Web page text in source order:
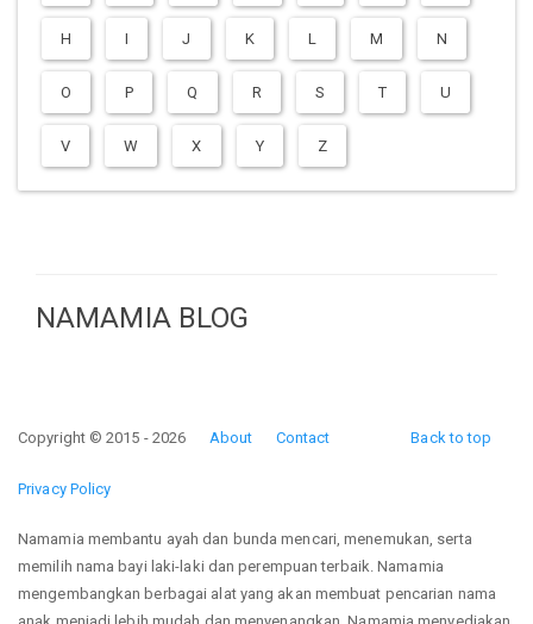
H I J K L M N
O P Q R S T U
V W X Y Z
NAMAMIA BLOG
Back to top
Copyright © 2015 - 2026 About Contact
Privacy Policy
Namamia membantu ayah dan bunda mencari, menemukan, serta
memilih nama bayi laki-laki dan perempuan terbaik. Namamia
mengembangkan berbagai alat yang akan membuat pencarian nama